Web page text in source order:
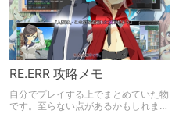
RE.ERR 攻略メモ
自分でプレイする上でまとめていた物
です。至らない点があるかもしれませ